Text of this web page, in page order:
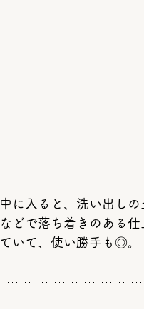
中に入ると、洗い出し
などで落ち着きのある
ていて、使い勝手も◎。